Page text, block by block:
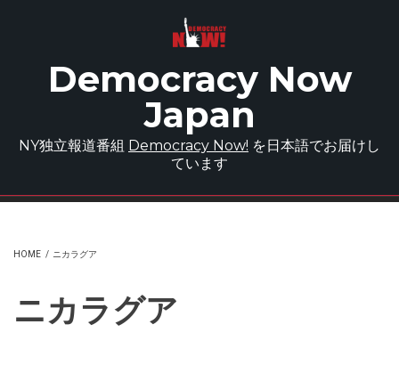
Democracy Now
Japan
NY独立報道番組 Democracy Now! を日本語でお届けし
ています
HOME / ニカラグア
ニカラグア